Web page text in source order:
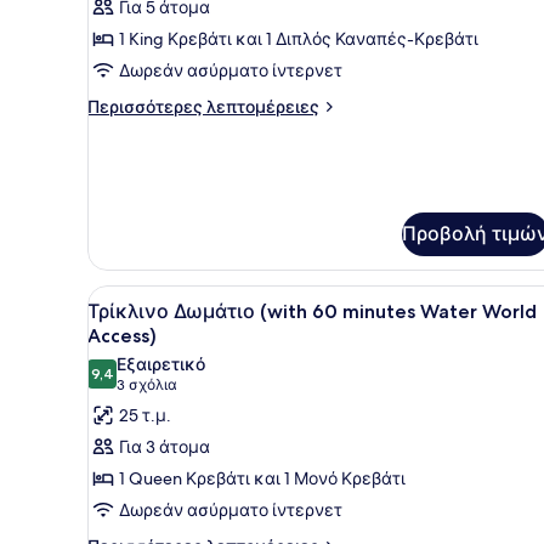
φωτογραφιών
για
Deluxe
Σουίτα
Για 5 άτομα
1 King Κρεβάτι και 1 Διπλός Καναπές-Κρεβάτι
Δωρεάν ασύρματο ίντερνετ
Περισσότερες λεπτομέρειες
Περισσότερες
Προβολή
Προβολή
όλων
των
φωτογραφιών
για
Τρίκλινο
Δωμάτιο
(with
60
Ένα δωμάτιο ξενοδοχείου
9
Τρίκλινο Δωμάτιο (with 60 minutes Water World
Access)
9,49,4 στα 10
Εξαιρετικό
3 σχόλια
(3
σχόλια)
25 τ.μ.
Για 3 άτομα
1 Queen Κρεβάτι και 1 Μονό Κρεβάτι
Δωρεάν ασύρματο ίντερνετ